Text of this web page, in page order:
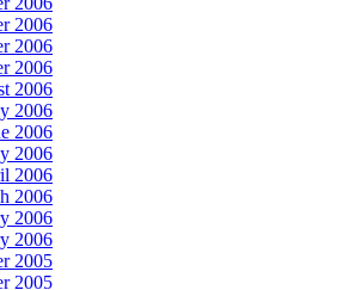
2006
2006
2006
2006
2006
2006
2006
2006
2006
2006
2006
2005
2005